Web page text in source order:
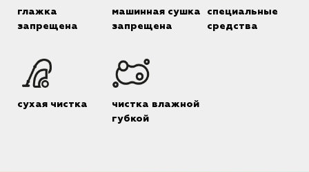
глажка
запрещена
машинная сушка
запрещена
специальные
средства
сухая чистка
чистка влажной
губкой